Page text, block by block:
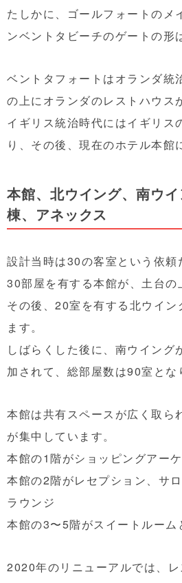
たしかに、ゴールフォートのメ
ンベントタビーチのゲートの形
ベントタフォートはオランダ統
の上にオランダのレストハウス
イギリス統治時代にはイギリス
り、その後、現在のホテル本館
本館、北ウイング、南ウ
棟、アネックス
設計当時は30の客室という依頼
30部屋を有する本館が、土台の
その後、20室を有する北ウイン
ます。
しばらくした後に、南ウイング
加されて、総部屋数は90室とな
本館は共有スペースが広く取ら
が集中しています。
本館の1階がショッピングアー
本館の2階がレセプション、サ
ラウンジ
本館の3〜5階がスイートルーム
2020年のリニューアルでは、